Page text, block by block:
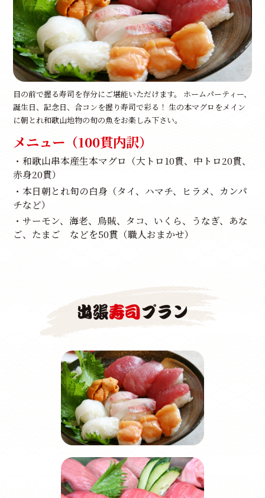
目の前で握る寿司を存分にご堪能いただけます。 ホームパーティー、
誕生日、記念日、合コンを握り寿司で彩る！ 生の本マグロをメイン
に朝とれ和歌山地物の旬の魚をお楽しみ下さい。
メニュー（100貫内訳）
・和歌山串本産生本マグロ（大トロ10貫、中トロ20貫、
赤身20貫）
・本日朝とれ旬の白身（タイ、ハマチ、ヒラメ、カンパ
チなど）
・サーモン、海老、烏賊、タコ、いくら、うなぎ、あな
ご、たまご などを50貫（職人おまかせ）
出張寿司プラン